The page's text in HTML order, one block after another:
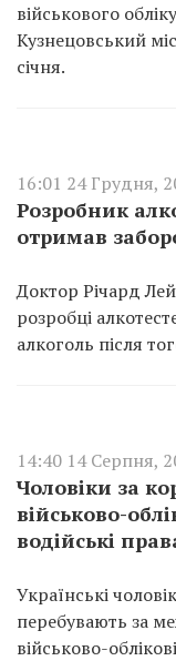
військового
Кузнецовський
січня.
16:01 24 Грудня,
Розробник
отримав
Доктор Річард
розробці
алкоголь після
14:40 14 Серпня,
Чоловіки за
військово-
водійські
Українські
перебувають за
військово-